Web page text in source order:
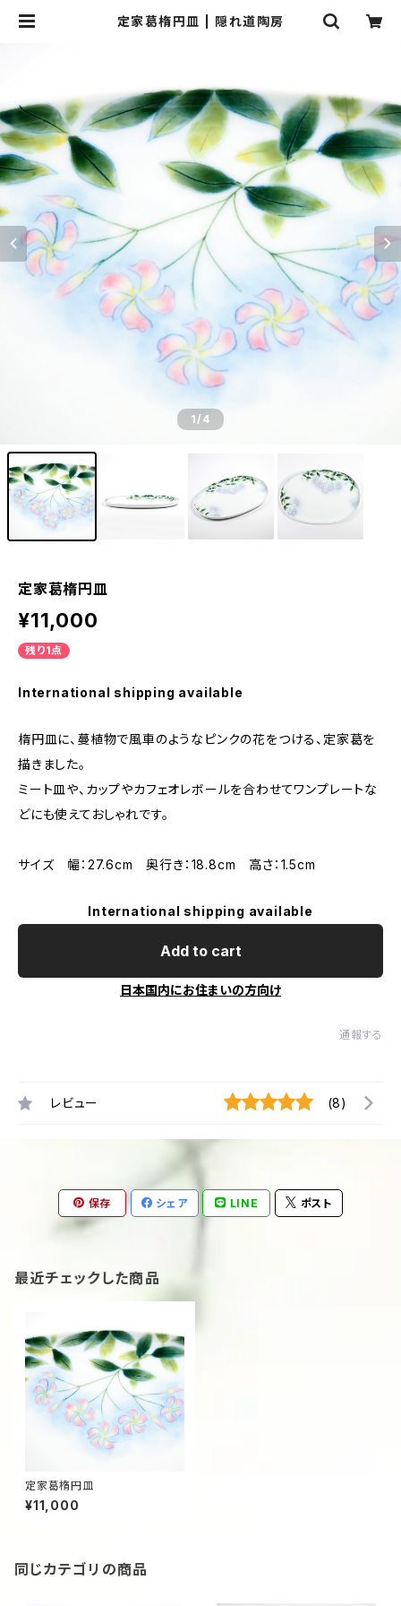
定家葛楕円皿 | 隠れ道陶房
1/4
定家葛楕円皿
¥11,000
残り1点
International shipping available
楕円皿に、蔓植物で風車のようなピンクの花をつける、定家葛を
描きました。
ミート皿や、カップやカフェオレボールを合わせてワンプレートな
どにも使えておしゃれです。
サイズ 幅：27.6cm 奥行き：18.8cm 高さ：1.5cm
International shipping available
Add to cart
日本国内にお住まいの方向け
通報する
レビュー (8)
保存 シェア LINE ポスト
最近チェックした商品
定家葛楕円皿
¥11,000
同じカテゴリの商品